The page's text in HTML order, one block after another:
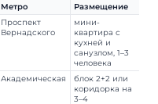
Метро Размещение
Проспект
Вернадского
мини-
квартира с
кухней и
санузлом, 1–3
человека
Академическая
блок 2+2 или
коридорка на
3–4